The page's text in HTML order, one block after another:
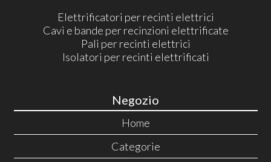
Elettrificatori per recinti elettrici
Cavi e bande per recinzioni elettrificate
Pali per recinti elettrici
Isolatori per recinti elettrificati
Negozio
Home
Categorie